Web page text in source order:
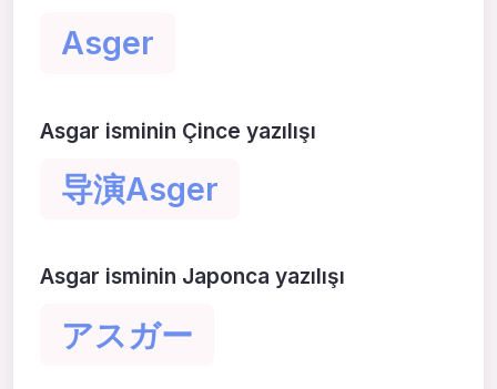
Asger
Asgar isminin Çince yazılışı
导演Asger
Asgar isminin Japonca yazılışı
アスガー